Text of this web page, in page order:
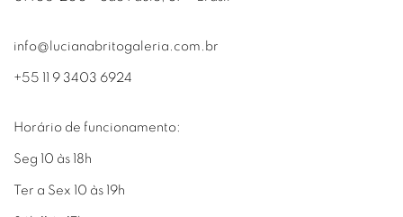
info@lucianabritogaleria.com.br
+55 11 9 3403 6924
Horário de funcionamento:
Seg 10 às 18h
Ter a Sex 10 às 19h